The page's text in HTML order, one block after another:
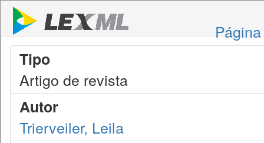
Tipo
Artigo de revista
Autor
Trierveiler, Leila